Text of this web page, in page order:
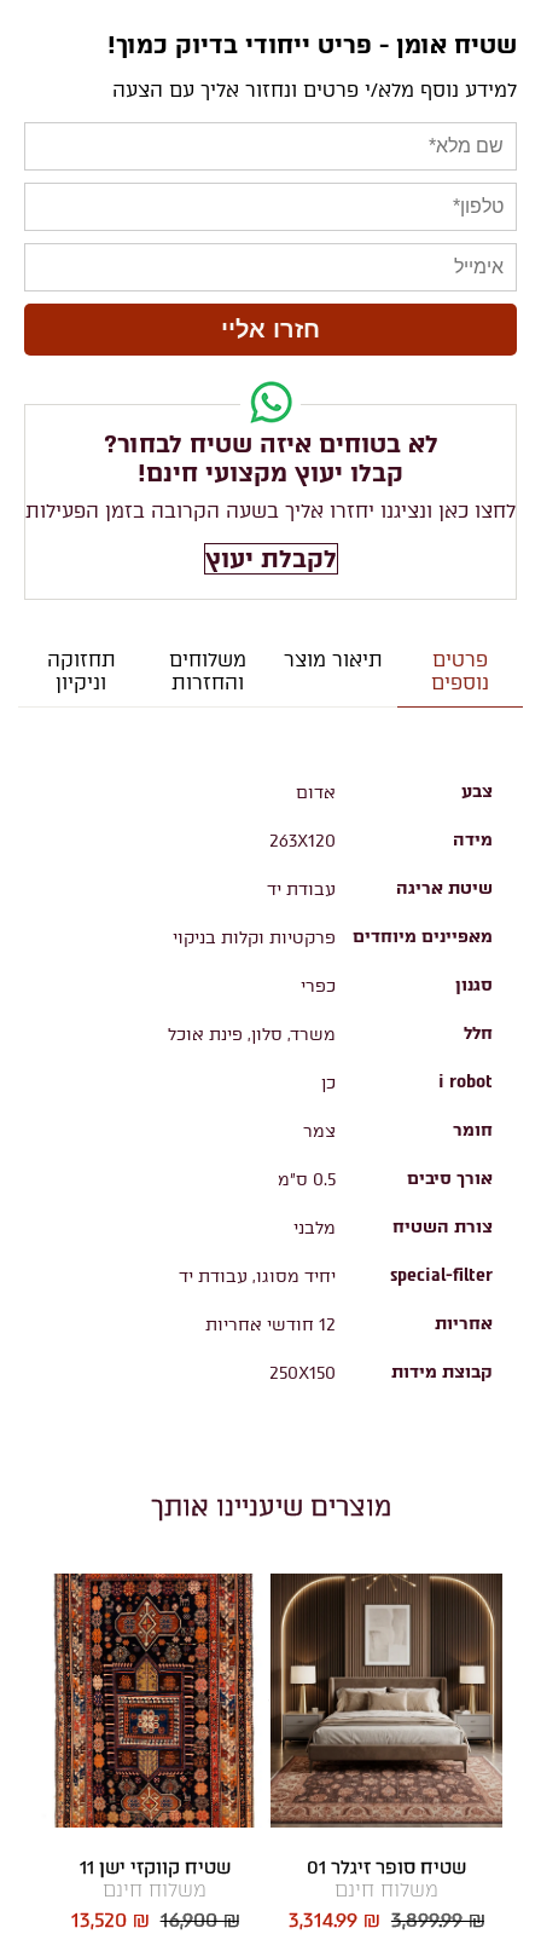
שטיח אומן - פריט ייחודי בדיוק כמוך!
למידע נוסף מלא/י פרטים ונחזור אליך עם הצעה
לא בטוחים איזה שטיח לבחור?
קבלו יעוץ מקצועי חינם!
לחצו כאן ונציגנו יחזרו אליך בשעה הקרובה בזמן הפעילות
לקבלת יעוץ
פרטים
נוספים
תיאור מוצר
משלוחים
והחזרות
תחזוקה
וניקיון
צבע אדום
מידה 263X120
שיטת אריגה עבודת יד
מאפיינים מיוחדים פרקטיות וקלות בניקוי
סגנון כפרי
חלל משרד, סלון, פינת אוכל
i robot כן
חומר צמר
אורך סיבים 0.5 ס"מ
צורת השטיח מלבני
special-filter יחיד מסוגו, עבודת יד
אחריות 12 חודשי אחריות
קבוצת מידות 250X150
מוצרים שיעניינו אותך
שטיח סופר זיגלר 01
משלוח חינם
3,899.99 ₪
3,314.99 ₪
שטיח קווקזי ישן 11
משלוח חינם
16,900 ₪
13,520 ₪